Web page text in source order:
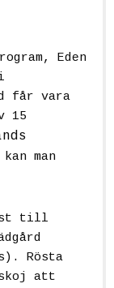
Eden
får vara
15
man
till
Rösta
att